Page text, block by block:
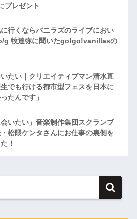
プレゼント
に行くならバニラズのライブにおい
g 牧達弥に聞いたgo!go!vanillasの
たい｜クリエイティブマン清水直
でも行ける都市型フェスを日本に
たんです」
会いたい」音楽制作集団スクランブ
松隈ケンタさんにお仕事の裏側を
！